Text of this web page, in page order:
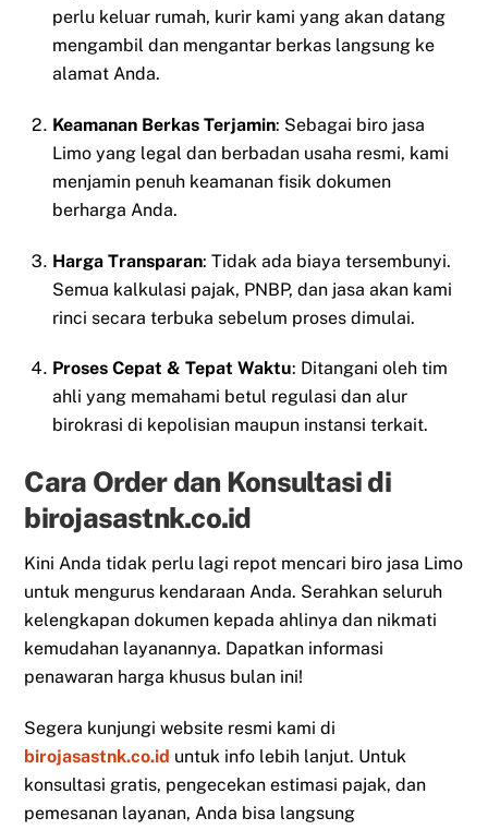
perlu keluar rumah, kurir kami yang akan datang
mengambil dan mengantar berkas langsung ke
alamat Anda.
Keamanan Berkas Terjamin: Sebagai biro jasa
Limo yang legal dan berbadan usaha resmi, kami
menjamin penuh keamanan fisik dokumen
berharga Anda.
Harga Transparan: Tidak ada biaya tersembunyi.
Semua kalkulasi pajak, PNBP, dan jasa akan kami
rinci secara terbuka sebelum proses dimulai.
Proses Cepat & Tepat Waktu: Ditangani oleh tim
ahli yang memahami betul regulasi dan alur
birokrasi di kepolisian maupun instansi terkait.
Cara Order dan Konsultasi di
birojasastnk.co.id
Kini Anda tidak perlu lagi repot mencari biro jasa Limo
untuk mengurus kendaraan Anda. Serahkan seluruh
kelengkapan dokumen kepada ahlinya dan nikmati
kemudahan layanannya. Dapatkan informasi
penawaran harga khusus bulan ini!
Segera kunjungi website resmi kami di
birojasastnk.co.id untuk info lebih lanjut. Untuk
konsultasi gratis, pengecekan estimasi pajak, dan
pemesanan layanan, Anda bisa langsung